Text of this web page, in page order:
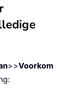
>>Voorkom